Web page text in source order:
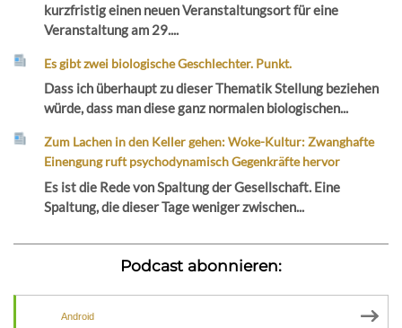
kurzfristig einen neuen Veranstaltungsort für eine
Veranstaltung am 29....
Es gibt zwei biologische Geschlechter. Punkt.
Dass ich überhaupt zu dieser Thematik Stellung beziehen
würde, dass man diese ganz normalen biologischen...
Zum Lachen in den Keller gehen: Woke-Kultur: Zwanghafte
Einengung ruft psychodynamisch Gegenkräfte hervor
Es ist die Rede von Spaltung der Gesellschaft. Eine
Spaltung, die dieser Tage weniger zwischen...
Podcast abonnieren:
Android